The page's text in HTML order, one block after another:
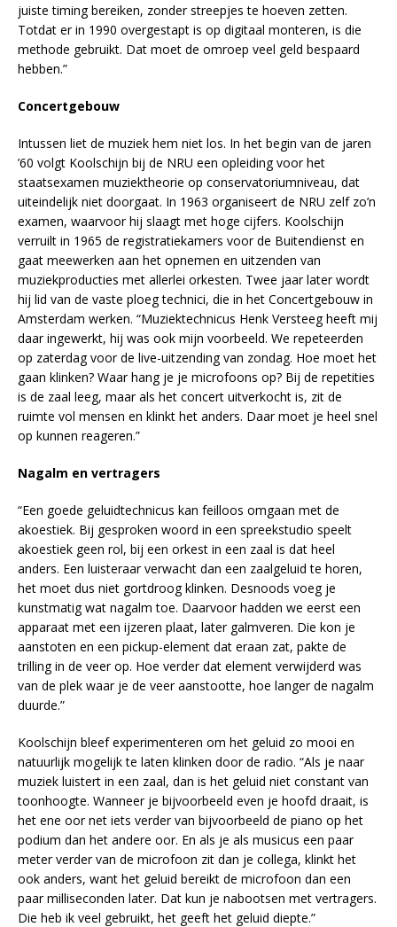
juiste timing bereiken, zonder streepjes te hoeven zetten.
Totdat er in 1990 overgestapt is op digitaal monteren, is die
methode gebruikt. Dat moet de omroep veel geld bespaard
hebben.”
Concertgebouw
Intussen liet de muziek hem niet los. In het begin van de jaren
’60 volgt Koolschijn bij de NRU een opleiding voor het
staatsexamen muziektheorie op conservatoriumniveau, dat
uiteindelijk niet doorgaat. In 1963 organiseert de NRU zelf zo’n
examen, waarvoor hij slaagt met hoge cijfers. Koolschijn
verruilt in 1965 de registratiekamers voor de Buitendienst en
gaat meewerken aan het opnemen en uitzenden van
muziekproducties met allerlei orkesten. Twee jaar later wordt
hij lid van de vaste ploeg technici, die in het Concertgebouw in
Amsterdam werken. “Muziektechnicus Henk Versteeg heeft mij
daar ingewerkt, hij was ook mijn voorbeeld. We repeteerden
op zaterdag voor de live-uitzending van zondag. Hoe moet het
gaan klinken? Waar hang je je microfoons op? Bij de repetities
is de zaal leeg, maar als het concert uitverkocht is, zit de
ruimte vol mensen en klinkt het anders. Daar moet je heel snel
op kunnen reageren.”
Nagalm en vertragers
“Een goede geluidtechnicus kan feilloos omgaan met de
akoestiek. Bij gesproken woord in een spreekstudio speelt
akoestiek geen rol, bij een orkest in een zaal is dat heel
anders. Een luisteraar verwacht dan een zaalgeluid te horen,
het moet dus niet gortdroog klinken. Desnoods voeg je
kunstmatig wat nagalm toe. Daarvoor hadden we eerst een
apparaat met een ijzeren plaat, later galmveren. Die kon je
aanstoten en een pickup-element dat eraan zat, pakte de
trilling in de veer op. Hoe verder dat element verwijderd was
van de plek waar je de veer aanstootte, hoe langer de nagalm
duurde.”
Koolschijn bleef experimenteren om het geluid zo mooi en
natuurlijk mogelijk te laten klinken door de radio. “Als je naar
muziek luistert in een zaal, dan is het geluid niet constant van
toonhoogte. Wanneer je bijvoorbeeld even je hoofd draait, is
het ene oor net iets verder van bijvoorbeeld de piano op het
podium dan het andere oor. En als je als musicus een paar
meter verder van de microfoon zit dan je collega, klinkt het
ook anders, want het geluid bereikt de microfoon dan een
paar milliseconden later. Dat kun je nabootsen met vertragers.
Die heb ik veel gebruikt, het geeft het geluid diepte.”